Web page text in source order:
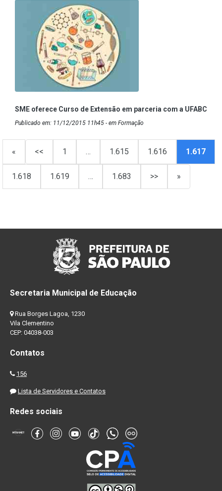
SME oferece Curso de Extensão em parceria com a UFABC
Publicado em: 11/12/2015 11h45 - em Formação
« << 1 … 1.615 1.616 1.617
1.618 1.619 … 1.683 >> »
Secretaria Municipal de Educação
Rua Borges Lagoa, 1230
Vila Clementino
CEP: 04038-003
Contatos
156
Lista de Servidores e Contatos
Redes sociais